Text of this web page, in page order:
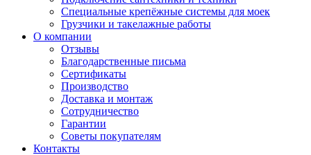
Специальные крепёжные системы для моек
Грузчики и такелажные работы
О компании
Отзывы
Благодарственные письма
Сертификаты
Производство
Доставка и монтаж
Сотрудничество
Гарантии
Советы покупателям
Контакты